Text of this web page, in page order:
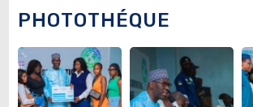
PHOTOTHÉQUE